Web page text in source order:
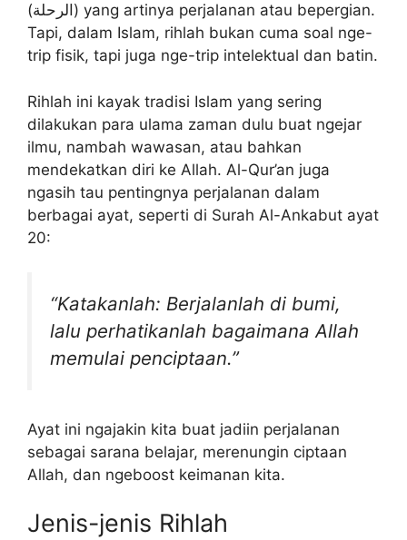
(الرحلة) yang artinya perjalanan atau bepergian.
Tapi, dalam Islam, rihlah bukan cuma soal nge-
trip fisik, tapi juga nge-trip intelektual dan batin.
Rihlah ini kayak tradisi Islam yang sering
dilakukan para ulama zaman dulu buat ngejar
ilmu, nambah wawasan, atau bahkan
mendekatkan diri ke Allah. Al-Qur’an juga
ngasih tau pentingnya perjalanan dalam
berbagai ayat, seperti di Surah Al-Ankabut ayat
20:
“Katakanlah: Berjalanlah di bumi,
lalu perhatikanlah bagaimana Allah
memulai penciptaan.”
Ayat ini ngajakin kita buat jadiin perjalanan
sebagai sarana belajar, merenungin ciptaan
Allah, dan ngeboost keimanan kita.
Jenis-jenis Rihlah